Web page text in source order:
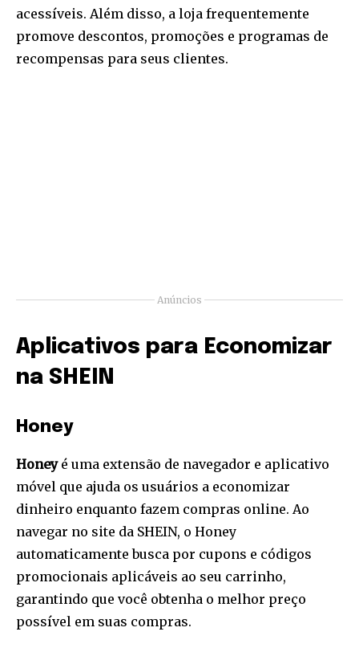
acessíveis. Além disso, a loja frequentemente
promove descontos, promoções e programas de
recompensas para seus clientes.
Anúncios
Aplicativos para Economizar
na SHEIN
Honey
Honeyé uma extensão de navegador e aplicativo
móvel que ajuda os usuários a economizar
dinheiro enquanto fazem compras online. Ao
navegar no site da SHEIN, o Honey
automaticamente busca por cupons e códigos
promocionais aplicáveis ​​ao seu carrinho,
garantindo que você obtenha o melhor preço
possível em suas compras.